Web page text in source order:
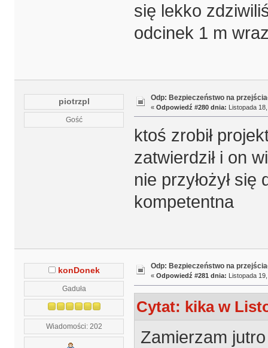
się lekko
odcinek 1 m
piotrzpl
Gość
Odp: Bezpieczeństwo na
« Odpowiedź #280 dnia: Listopada
ktoś zrobił
zatwierdził i on
nie przyłożył
kompetentna
konDonek
Gaduła
Wiadomości: 202
Odp: Bezpieczeństwo na
« Odpowiedź #281 dnia: Listopada
Cytat: kika w
Zamierzam